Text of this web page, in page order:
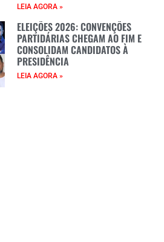
LEIA AGORA »
ELEIÇÕES 2026: CONVENÇÕES
PARTIDÁRIAS CHEGAM AO FIM E
CONSOLIDAM CANDIDATOS À
PRESIDÊNCIA
LEIA AGORA »